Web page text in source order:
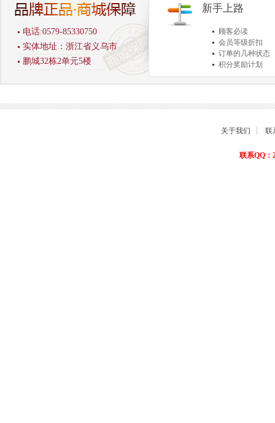
电话:0579-85330750
实体地址：浙江省义乌市
鹏城32栋2单元5楼
新手上路
顾客必读
会员等级折扣
订单的几种状态
积分奖励计划
商品退货保障
关于我们 联
联系QQ：